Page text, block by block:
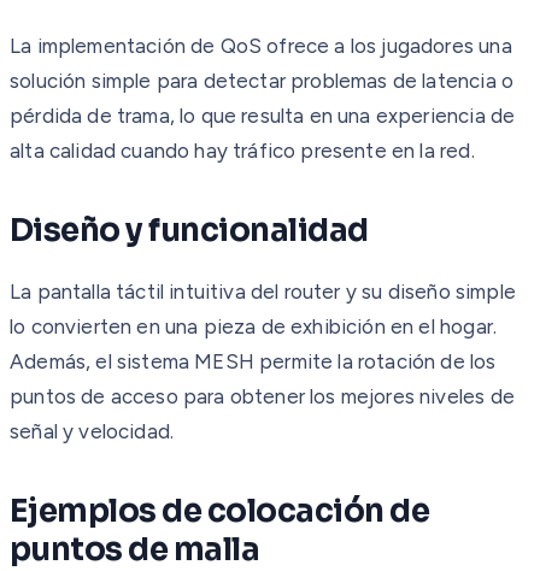
La implementación de QoS ofrece a los jugadores una
solución simple para detectar problemas de latencia o
pérdida de trama, lo que resulta en una experiencia de
alta calidad cuando hay tráfico presente en la red.
Diseño y funcionalidad
La pantalla táctil intuitiva del router y su diseño simple
lo convierten en una pieza de exhibición en el hogar.
Además, el sistema MESH permite la rotación de los
puntos de acceso para obtener los mejores niveles de
señal y velocidad.
Ejemplos de colocación de
puntos de malla